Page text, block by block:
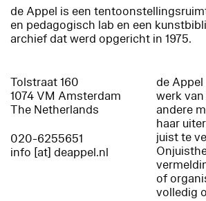
de Appel is een
en pedagogisch lab en een
archief dat werd opgericht in 1975.
Tolstraat 160
1074 VM Amsterdam
The Netherlands
020-6255651
info [at] deappel.nl
de
werk
andere
haar
juist te
of
volledig